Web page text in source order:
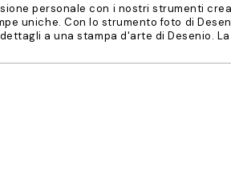
personale con i nostri strumenti
uniche. Con lo strumento foto di
a una stampa d'arte di Desenio.